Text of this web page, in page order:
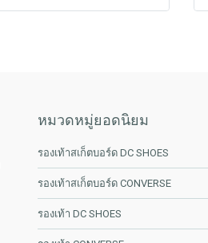
หมวดหมู่ยอดนิยม
รองเท้าสเก็ตบอร์ด DC SHOES
รองเท้าสเก็ตบอร์ด CONVERSE
รองเท้า DC SHOES